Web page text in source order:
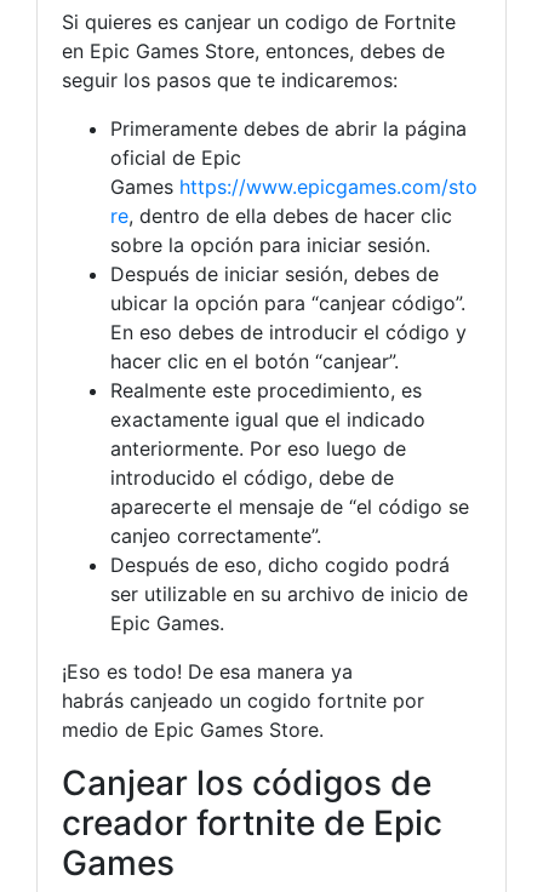
Si quieres es canjear un codigo de Fortnite
en Epic Games Store, entonces, debes de
seguir los pasos que te indicaremos:
Primeramente debes de abrir la página
oficial de Epic
Games https://www.epicgames.com/sto
re, dentro de ella debes de hacer clic
sobre la opción para iniciar sesión.
Después de iniciar sesión, debes de
ubicar la opción para “canjear código”.
En eso debes de introducir el código y
hacer clic en el botón “canjear”.
Realmente este procedimiento, es
exactamente igual que el indicado
anteriormente. Por eso luego de
introducido el código, debe de
aparecerte el mensaje de “el código se
canjeo correctamente”.
Después de eso, dicho cogido podrá
ser utilizable en su archivo de inicio de
Epic Games.
¡Eso es todo! De esa manera ya
habrás canjeado un cogido fortnite por
medio de Epic Games Store.
Canjear los códigos de
creador fortnite de Epic
Games